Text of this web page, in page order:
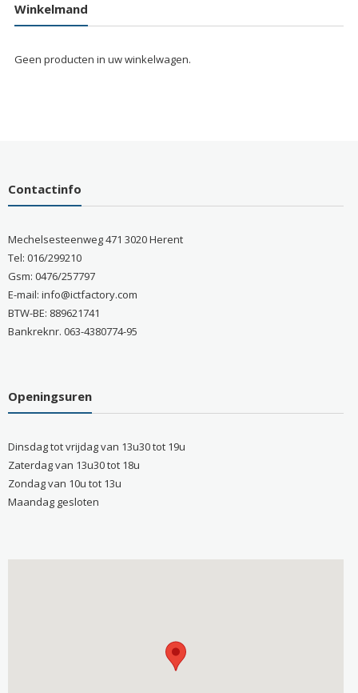
Winkelmand
Geen producten in uw winkelwagen.
Contactinfo
Mechelsesteenweg 471 3020 Herent
Tel: 016/299210
Gsm: 0476/257797
E-mail: info@ictfactory.com
BTW-BE: 889621741
Bankreknr. 063-4380774-95
Openingsuren
Dinsdag tot vrijdag van 13u30 tot 19u
Zaterdag van 13u30 tot 18u
Zondag van 10u tot 13u
Maandag gesloten